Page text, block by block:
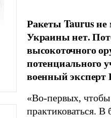
Ракеты Taurus не
Украины нет.
высокоточного
потенциального
военный эксперт
«Во-первых, чтобы
практиковаться.